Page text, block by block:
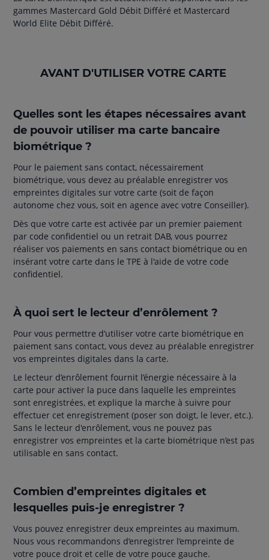
gammes Mastercard Gold Débit Différé et Mastercard
World Elite Débit Différé.
AVANT D'UTILISER VOTRE CARTE
Quelles sont les étapes nécessaires avant
de pouvoir utiliser ma carte bancaire
biométrique ?
Pour le paiement sans contact, nécessairement
biométrique, vous devez au préalable enregistrer vos
empreintes digitales sur votre carte (soit de façon
autonome chez vous, soit en agence avec votre Conseiller).
Dès que votre carte est activée par un premier paiement
par code confidentiel ou un retrait DAB, vous pourrez
réaliser vos paiements en sans contact biométrique ou en
insérant votre carte dans le TPE à l'aide de votre code
confidentiel.
À quoi sert le lecteur d’enrôlement ?
Pour vous permettre d’utiliser votre carte biométrique en
paiement sans contact, vous devez au préalable enregistrer
vos empreintes digitales dans la carte.
Le lecteur d’enrôlement fournit l’énergie nécessaire à la
carte pour activer la puce dans laquelle les empreintes
sont enregistrées, et explique la marche à suivre pour
effectuer cet enregistrement (poser son doigt, le lever, etc.).
Sans le lecteur d'enrôlement, vous ne pouvez pas
enregistrer vos empreintes et la carte biométrique n’est pas
utilisable en sans contact.
Combien d’empreintes digitales et
lesquelles puis-je enregistrer ?
Vous pouvez enregistrer deux empreintes au maximum.
Nous vous recommandons d’enregistrer l’empreinte de
votre pouce droit et celle de votre pouce gauche.